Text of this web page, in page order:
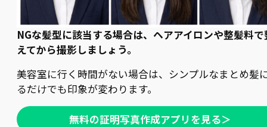
NGな髪型に該当する場合は、ヘアアイロンや整髪料で
えてから撮影しましょう。
美容室に行く時間がない場合は、シンプルなまとめ髪
るだけでも印象が変わります。
無料の証明写真作成アプリを見る＞